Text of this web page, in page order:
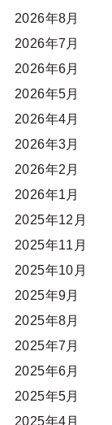
2026年8月
2026年7月
2026年6月
2026年5月
2026年4月
2026年3月
2026年2月
2026年1月
2025年12月
2025年11月
2025年10月
2025年9月
2025年8月
2025年7月
2025年6月
2025年5月
2025年4月